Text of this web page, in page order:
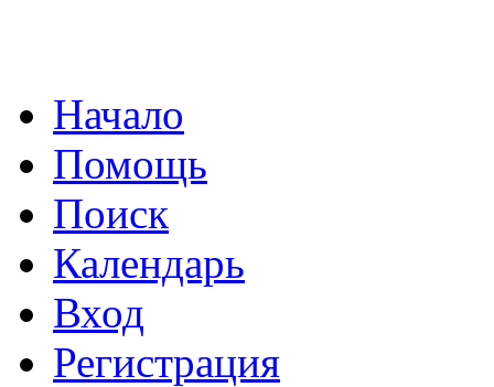
Начало
Помощь
Поиск
Календарь
Вход
Регистрация